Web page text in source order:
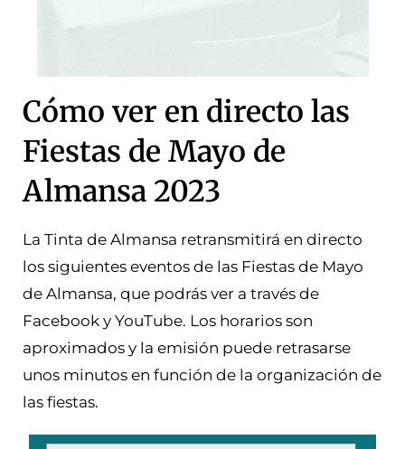
Cómo ver en directo las
Fiestas de Mayo de
Almansa 2023
La Tinta de Almansa retransmitirá en directo
los siguientes eventos de las Fiestas de Mayo
de Almansa, que podrás ver a través de
Facebook y YouTube. Los horarios son
aproximados y la emisión puede retrasarse
unos minutos en función de la organización de
las fiestas.